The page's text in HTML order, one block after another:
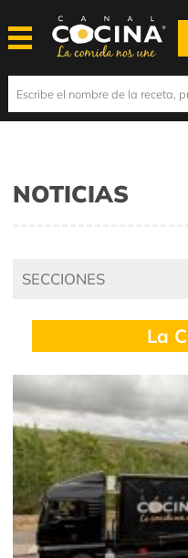
NOTICIAS
SECCIONES
La